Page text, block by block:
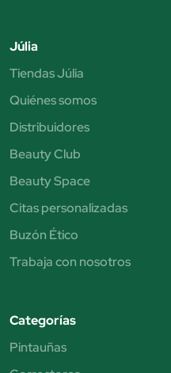
Júlia
Tiendas Júlia
Quiénes somos
Distribuidores
Beauty Club
Beauty Space
Citas personalizadas
Buzón Ético
Trabaja con nosotros
Categorías
Pintauñas